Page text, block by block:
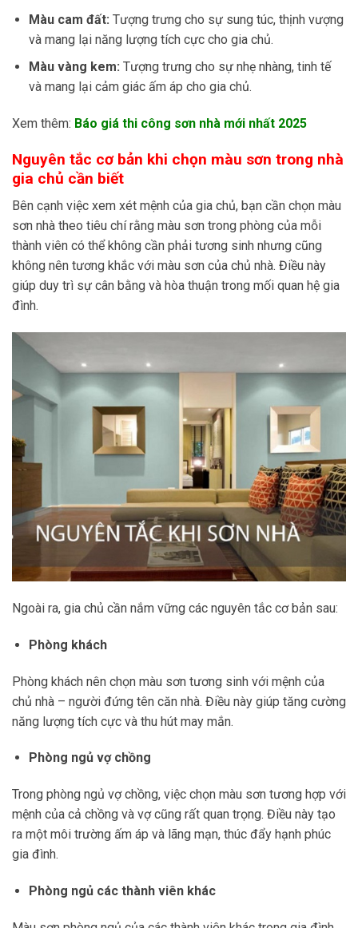
Màu cam đất: Tượng trưng cho sự sung túc, thịnh vượng
và mang lại năng lượng tích cực cho gia chủ.
Màu vàng kem: Tượng trưng cho sự nhẹ nhàng, tinh tế
và mang lại cảm giác ấm áp cho gia chủ.
Xem thêm: Báo giá thi công sơn nhà mới nhất 2025
Nguyên tắc cơ bản khi chọn màu sơn trong nhà
gia chủ cần biết
Bên cạnh việc xem xét mệnh của gia chủ, bạn cần chọn màu
sơn nhà theo tiêu chí rằng màu sơn trong phòng của mỗi
thành viên có thể không cần phải tương sinh nhưng cũng
không nên tương khắc với màu sơn của chủ nhà. Điều này
giúp duy trì sự cân bằng và hòa thuận trong mối quan hệ gia
đình.
Ngoài ra, gia chủ cần nắm vững các nguyên tắc cơ bản sau:
Phòng khách
Phòng khách nên chọn màu sơn tương sinh với mệnh của
chủ nhà – người đứng tên căn nhà. Điều này giúp tăng cường
năng lượng tích cực và thu hút may mắn.
Phòng ngủ vợ chồng
Trong phòng ngủ vợ chồng, việc chọn màu sơn tương hợp với
mệnh của cả chồng và vợ cũng rất quan trọng. Điều này tạo
ra một môi trường ấm áp và lãng mạn, thúc đẩy hạnh phúc
gia đình.
Phòng ngủ các thành viên khác